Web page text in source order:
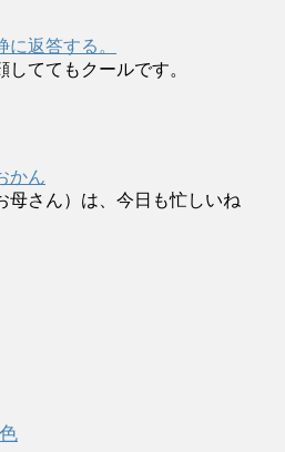
に返答する。
しててもクールです。
かん
母さん）は、今日も忙しいね